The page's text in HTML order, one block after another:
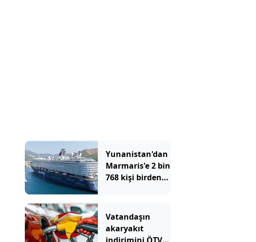
Yunanistan'dan
Marmaris'e 2 bin
768 kişi birden
Vatandaşın
akaryakıt